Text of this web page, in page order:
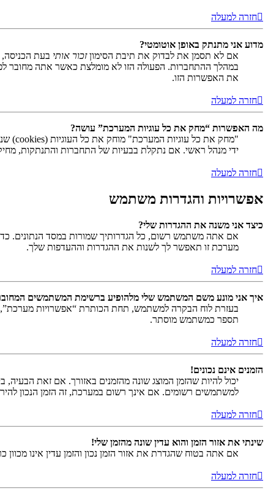
חזרה למעלה
מדוע אני מתנתק באופן אוטומטי?
אם לא תסמן את לבדוק את תיבת הסימוןזכור אותי בעת
במהלך ההתחברות. הפעולה הזו לא מומלצת כאשר אתה מחובר
את האפשרות הזו.
חזרה למעלה
מה האפשרות “מחק את כל עוגיות המערכת” עושה?
ידי מנהל ראשי. אם נתקלת בבעיות של התחברות והתנתקות,
חזרה למעלה
אפשרויות והגדרות משתמש
כיצד אני משנה את ההגדרות שלי?
אם אתה משתמש רשום, כל הגדרותיך שמורות במסד הנתונים.
מערכת זו תאפשר לך לשנות את ההגדרות וההעדפות שלך.
חזרה למעלה
איך אני מונע משם המשתמש שלי מלהופיע ברשימת המשתמשים
בעזרת לוח הבקרה למשתמש, תחת הכותרת “אפשרויות
תספר כמשתמש מוסתר.
חזרה למעלה
הזמנים אינם נכונים!
יכול להיות שהזמן המוצג שונה מהזמנים באזורך. אם זאת הבעיה,
למשתמשים רשומים. אם אינך רשום במערכת, זה הזמן הנכון
חזרה למעלה
שינתי את אזור הזמן והוא עדין שונה מהזמן שלי!
אם אתה בטוח שהגדרת את אזור הזמן נכון והזמן עדין אינו
חזרה למעלה